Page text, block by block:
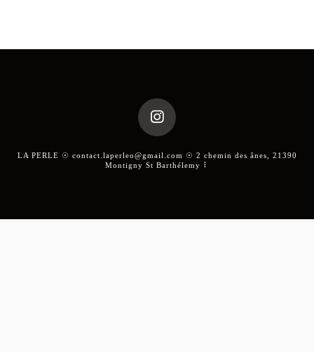
LA PERLE ☉ contact.laperleo@gmail.com ☉ 2 chemin des ânes, 21390
Montigny St Barthélemy ⠇